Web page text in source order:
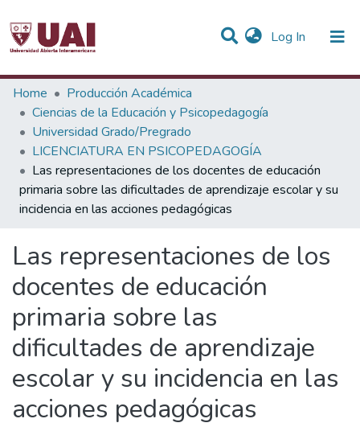
Log In (current)
Statistics
Communities & Collections
All of DSpace
Home
Producción Académica
Ciencias de la Educación y Psicopedagogía
Universidad Grado/Pregrado
LICENCIATURA EN PSICOPEDAGOGÍA
Las representaciones de los docentes de educación
primaria sobre las dificultades de aprendizaje escolar y su
incidencia en las acciones pedagógicas
Las representaciones de los
docentes de educación
primaria sobre las
dificultades de aprendizaje
escolar y su incidencia en las
acciones pedagógicas